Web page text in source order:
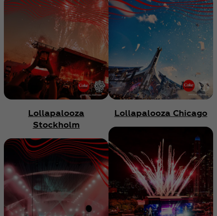
Lollapalooza
Stockholm
Lollapalooza Chicago